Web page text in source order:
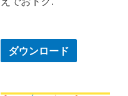
ダウンロード